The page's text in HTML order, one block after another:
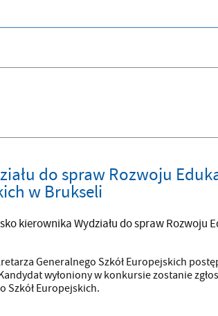
do spraw Rozwoju
w Brukseli
kierownika Wydziału do spraw Rozwoju
Generalnego Szkół Europejskich
wyłoniony w konkursie zostanie
Szkół Europejskich.